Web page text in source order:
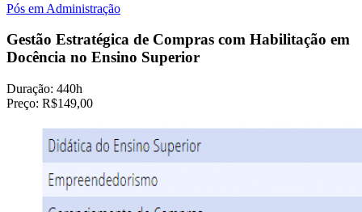
Pós em Administração
Gestão Estratégica de Compras com Habilitação em
Docência no Ensino Superior
Duração: 440h
Preço: R$149,00